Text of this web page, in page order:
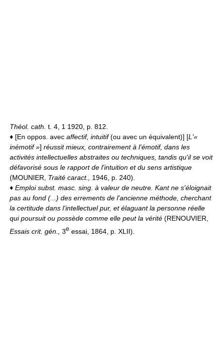
Théol. cath. t. 4, 1 1920, p. 812.
♦ [En oppos. avec affectif, intuitif(ou avec un équivalent)] [L'«
inémotif »] réussit mieux, contrairement à l'émotif, dans les
activités intellectuelles abstraites ou techniques, tandis qu'il se voit
défavorisé sous le rapport de l'intuition et du sens artistique
(MOUNIER, Traité caract., 1946, p. 240).
♦ Emploi subst. masc. sing. à valeur de neutre. Kant ne s'éloignait
pas au fond (...) des errements de l'ancienne méthode, cherchant
la certitude dans l'intellectuel pur, et élaguant la personne réelle
qui poursuit ou possède comme elle peut la vérité (RENOUVIER,
Essais crit. gén., 3e essai, 1864, p. XLII).